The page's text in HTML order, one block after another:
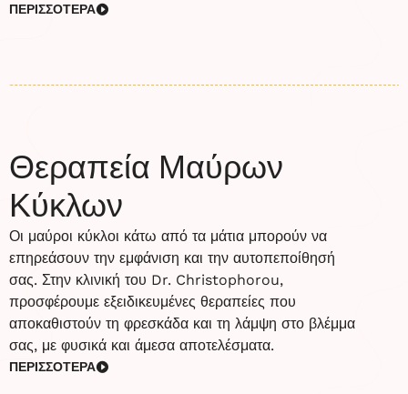
ΠΕΡΙΣΣΟΤΕΡΑ
Θεραπεία Μαύρων
Κύκλων
Οι μαύροι κύκλοι κάτω από τα μάτια μπορούν να
επηρεάσουν την εμφάνιση και την αυτοπεποίθησή
σας. Στην κλινική του Dr. Christophorou,
προσφέρουμε εξειδικευμένες θεραπείες που
αποκαθιστούν τη φρεσκάδα και τη λάμψη στο βλέμμα
σας, με φυσικά και άμεσα αποτελέσματα.
ΠΕΡΙΣΣΟΤΕΡΑ